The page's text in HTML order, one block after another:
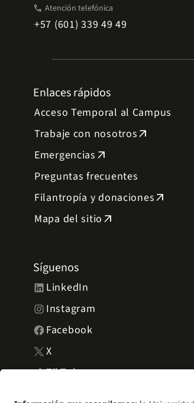
phone Atención telefónica
+57 (601) 339 49 49
Enlaces rápidos
Acceso Temporal al Campus
Trabaje con nosotrosarrow_outward
Emergencias arrow_outward
Preguntas frecuentes
Filantropía y donacionesarrow_outward
Mapa del sitio arrow_outward
Síguenos
LinkedIn
Instagram
Facebook
X
TikTok